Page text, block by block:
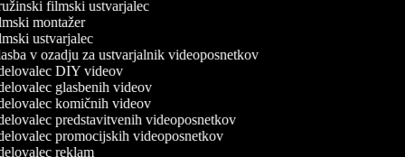
filmski ustvarjalec
montažer
ustvarjalec
v ozadju za ustvarjalnik videoposnetkov
DIY videov
glasbenih videov
komičnih videov
predstavitvenih videoposnetkov
promocijskih videoposnetkov
reklam